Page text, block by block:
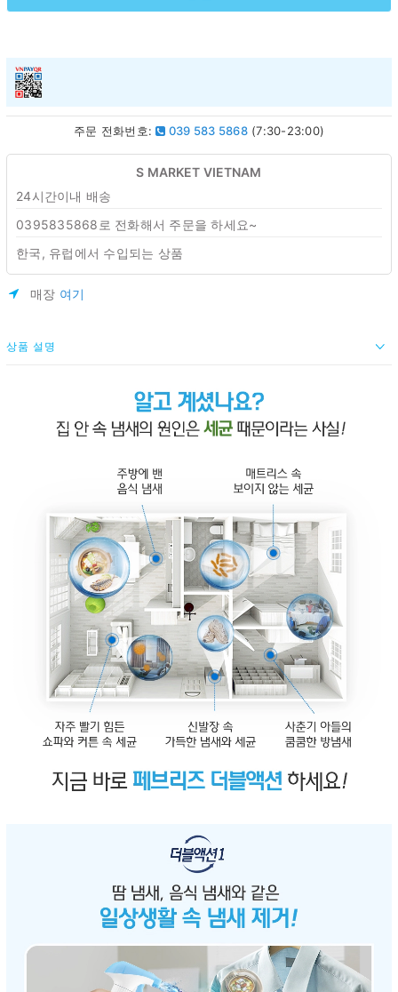
주문 전화번호: 039 583 5868(7:30-23:00)
S MARKET VIETNAM
24시간이내 배송
0395835868로 전화해서 주문을 하세요~
한국, 유럽에서 수입되는 상품
매장 여기
상품 설명